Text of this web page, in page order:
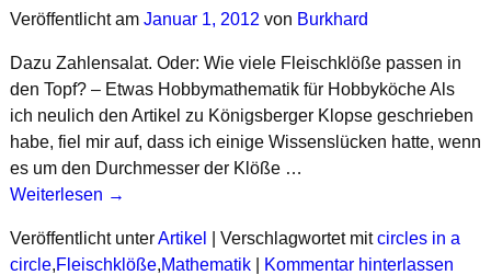
Veröffentlicht am Januar 1, 2012 von Burkhard
Dazu Zahlensalat. Oder: Wie viele Fleischklöße passen in
den Topf? – Etwas Hobbymathematik für Hobbyköche Als
ich neulich den Artikel zu Königsberger Klopse geschrieben
habe, fiel mir auf, dass ich einige Wissenslücken hatte, wenn
es um den Durchmesser der Klöße …
Weiterlesen →
Veröffentlicht unterArtikel Verschlagwortet mit circles in a
circle,Fleischklöße,Mathematik| Kommentar hinterlassen